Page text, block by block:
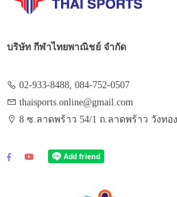
บริษัท กีฬาไทยพาณิชย์ จำกัด
02-933-8488, 084-752-0507
thaisports.online@gmail.com
8 ซ.ลาดพร้าว 54/1 ถ.ลาดพร้าว วังทอ